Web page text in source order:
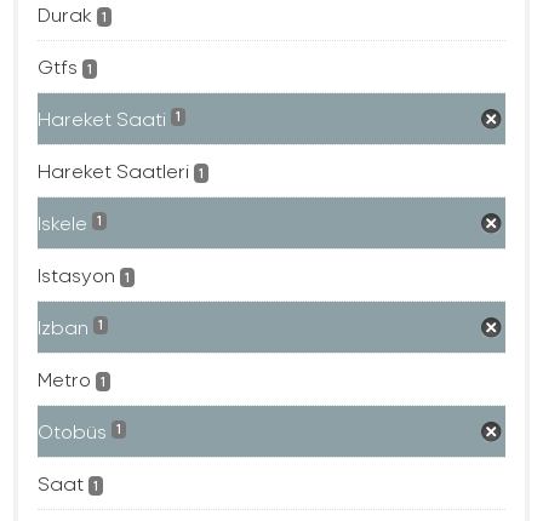
Durak 1
Gtfs 1
Hareket Saati 1
Hareket Saatleri 1
Iskele 1
Istasyon 1
Izban 1
Metro 1
Otobüs 1
Saat 1